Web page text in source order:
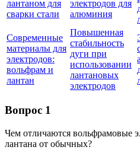
лантаном для
сварки стали
электродов для
алюминия
Современные
материалы для
электродов:
вольфрам и
лантан
Повышенная
стабильность
дуги при
использовании
лантановых
электродов
Вопрос 1
Чем отличаются вольфрамовые
лантана от обычных?